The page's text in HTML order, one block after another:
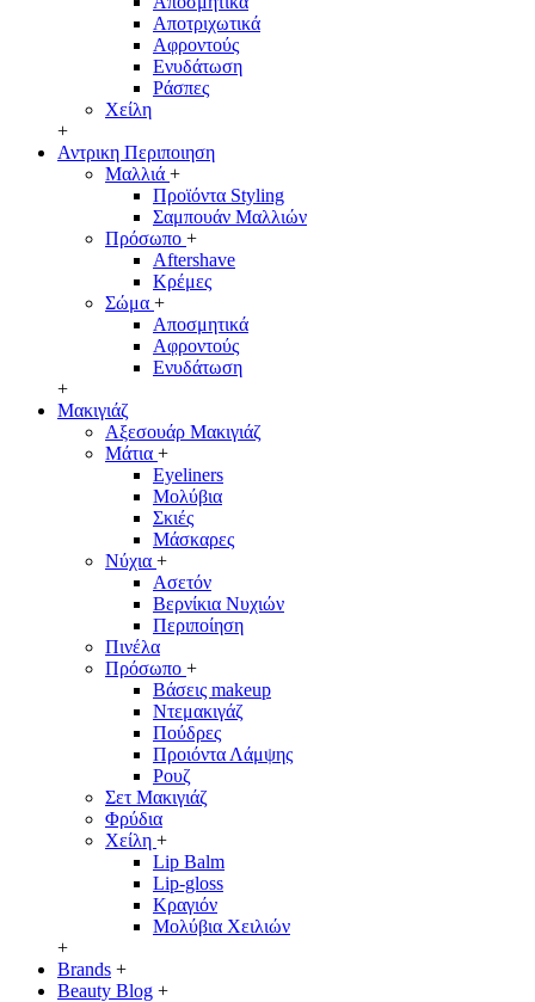
Αποτριχωτικά
Αφροντούς
Ενυδάτωση
Ράσπες
Χείλη
+
Αντρικη Περιποιηση
Μαλλιά +
Προϊόντα Styling
Σαμπουάν Μαλλιών
Πρόσωπο +
Aftershave
Κρέμες
Σώμα +
Αποσμητικά
Αφροντούς
Ενυδάτωση
+
Μακιγιάζ
Αξεσουάρ Μακιγιάζ
Μάτια +
Eyeliners
Μολύβια
Σκιές
Μάσκαρες
Νύχια +
Ασετόν
Βερνίκια Νυχιών
Περιποίηση
Πινέλα
Πρόσωπο +
Βάσεις makeup
Ντεμακιγάζ
Πούδρες
Προιόντα Λάμψης
Ρουζ
Σετ Μακιγιάζ
Φρύδια
Χείλη +
Lip Balm
Lip-gloss
Κραγιόν
Μολύβια Χειλιών
+
Brands +
Beauty Blog +